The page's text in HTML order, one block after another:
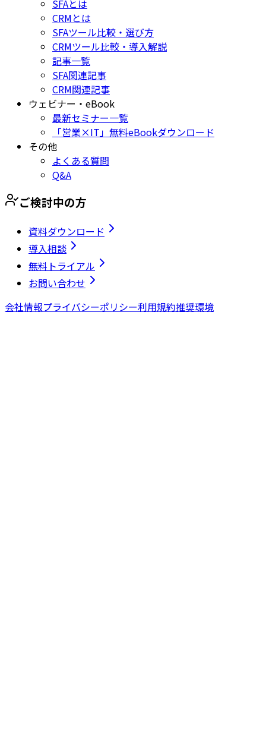
SFAとは
CRMとは
SFAツール比較・選び方
CRMツール比較・導入解説
記事一覧
SFA関連記事
CRM関連記事
ウェビナー・eBook
最新セミナー一覧
「営業×IT」無料eBookダウンロード
その他
よくある質問
Q&A
ご検討中の方
資料ダウンロード
導入相談
無料トライアル
お問い合わせ
会社情報プライバシーポリシー利用規約推奨環境